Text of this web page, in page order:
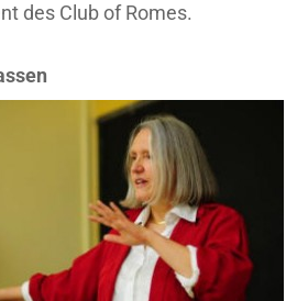
des Club of Romes.